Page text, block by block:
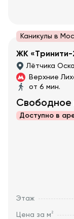
Каникулы в
ЖК «Тринити-
Лётчика
Верхние
от 6 мин.
Свободное
Доступно в
Этаж
Цена за м2